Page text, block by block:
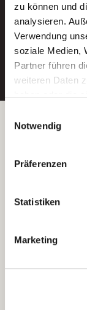
zu können und
analysieren.
Verwendung
soziale Medien,
Partner führen
weiteren Daten
Wenn Sie auf
Sie der
Ihre
indem Sie die
unserer
Notwendig
Präferenzen
Statistiken
Marketing
Ein
Betreiber der
Kantstraße 45a
(Ein
e.V.)